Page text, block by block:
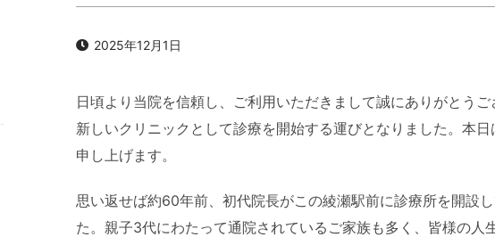
2025年12月1日
日頃より当院を信頼し、ご利用いただきまして誠にありがとうご
新しいクリニックとして診療を開始する運びとなりました。本
申し上げます。
思い返せば約60年前、初代院長がこの綾瀬駅前に診療所を開設
た。親子3代にわたって通院されているご家族も多く、皆様の人